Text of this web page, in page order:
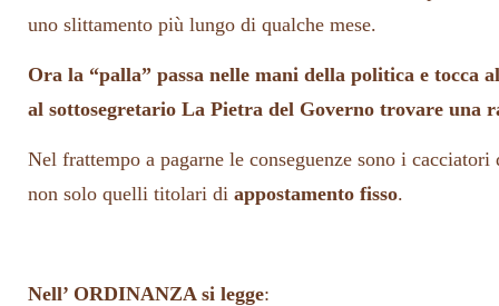
uno slittamento più lungo di qualche mese.
Ora la “palla” passa nelle mani della politica e tocca
al sottosegretario La Pietra del Governo trovare una
Nel frattempo a pagarne le conseguenze sono i
non solo quelli titolari di appostamento fisso.
Nell’ ORDINANZA si legge: